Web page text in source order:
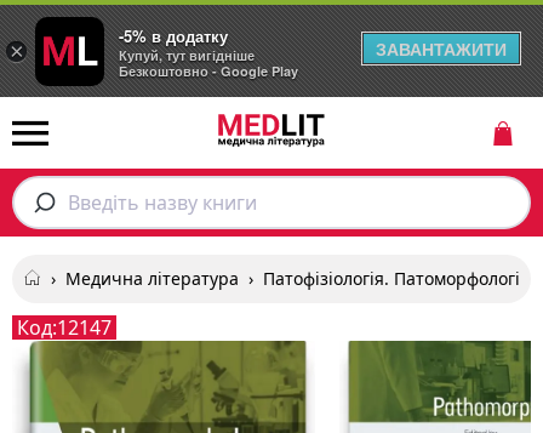
Введіть назву книги
› Медична література › Патофізіологія. Патоморфологія
Код:12147
×
-5% в додатку
Купуй, тут вигідніше
Безкоштовно - Google Play
ЗАВАНТАЖИТИ